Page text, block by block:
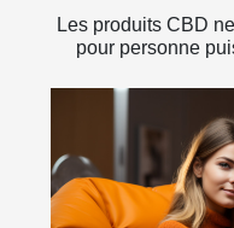
Les produits CBD
pour personne